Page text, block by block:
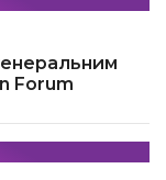
Forum